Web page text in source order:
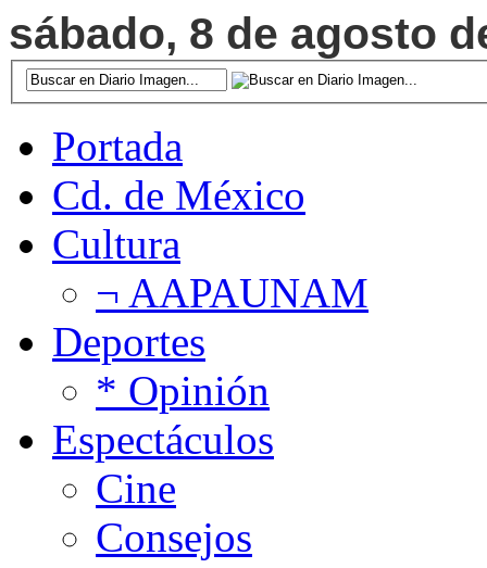
sábado, 8 de agosto
Portada
Cd. de México
Cultura
¬ AAPAUNAM
Deportes
* Opinión
Espectáculos
Cine
Consejos